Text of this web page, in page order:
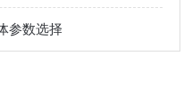
参数选择